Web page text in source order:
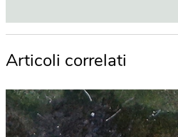
Articoli correlati